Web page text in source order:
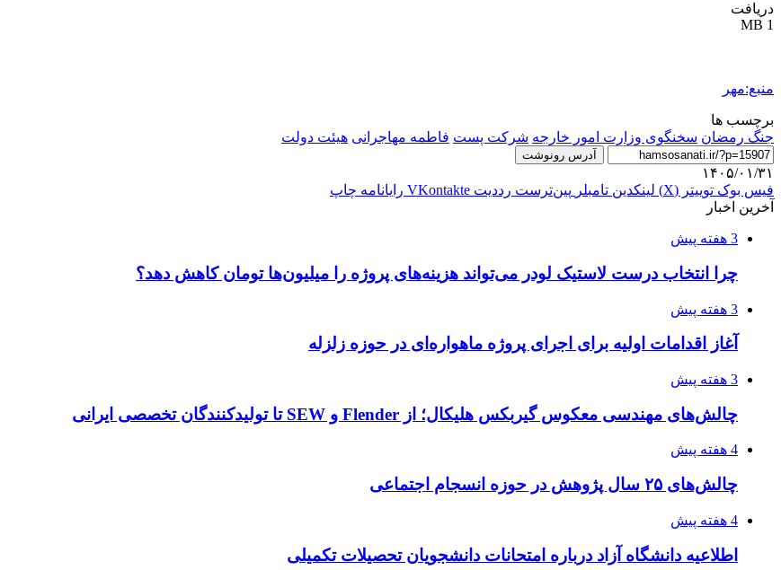
دریافت
1 MB
منبع:مهر
برچسب ها
جنگ رمضان سخنگوی وزارت امور خارجه شرکت پست فاطمه مهاجرانی هیئت دولت
آدرس رونوشت
۱۴۰۵/۰۱/۳۱
فیس بوک توییتر (X) لینکدین ‫تامبلر ‫پین‌ترست ‫رددیت ‫VKontakte رایانامه چاپ
آخرین اخبار
3 هفته پیش
چرا انتخاب درست لاستیک لودر می‌تواند هزینه‌های پروژه را میلیون‌ها تومان کاهش دهد؟
3 هفته پیش
آغاز اقدامات اولیه برای اجرای پروژه ماهواره‌ای در حوزه زلزله
3 هفته پیش
چالش‌های مهندسی معکوس گیربکس هلیکال؛ از Flender و SEW تا تولیدکنندگان تخصصی ایرانی
4 هفته پیش
چالش‌های ۲۵ سال پژوهش در حوزه انسجام اجتماعی
4 هفته پیش
اطلاعیه دانشگاه آزاد درباره امتحانات دانشجویان تحصیلات تکمیلی